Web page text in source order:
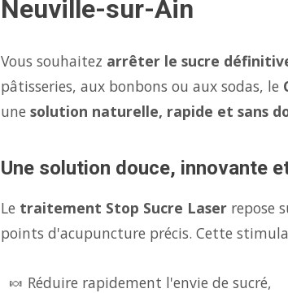
Neuville-sur-Ain
Vous souhaitez arrêter le sucre
pâtisseries, aux bonbons ou aux sodas, le
une solution naturelle, rapide et sans
Une solution douce, innovante
Le traitement Stop Sucre Laser repose
points d'acupuncture précis. Cette
🍬 Réduire rapidement l'envie de sucré,